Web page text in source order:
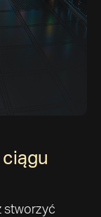
stworzyć